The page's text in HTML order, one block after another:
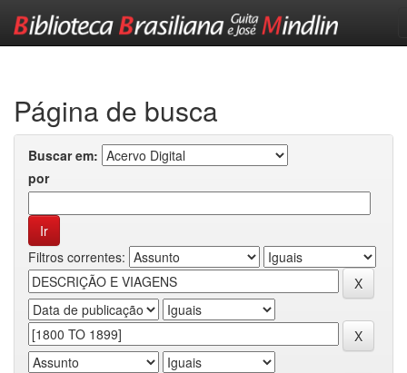
Página de busca
Buscar em:
por
Filtros correntes: